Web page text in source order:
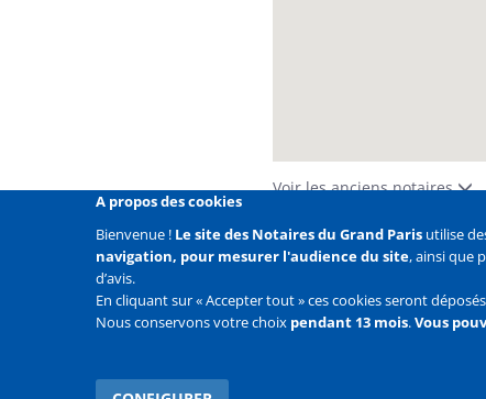
Voir les anciens notaires
Liens
Mentions légales
Liens
ligne
Accueil Contact Plan du site
A propos des cookies
Bienvenue ! Le site des Notaires du Grand Paris utilise
navigation, pour mesurer l'audience du site, ainsi que
d’avis.
En cliquant sur « Accepter tout » ces cookies seront
Nous conservons votre choix pendant 13 mois.Vous